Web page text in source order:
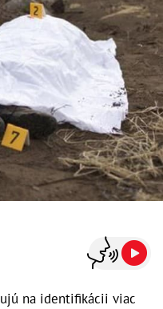
na identifikácii viac